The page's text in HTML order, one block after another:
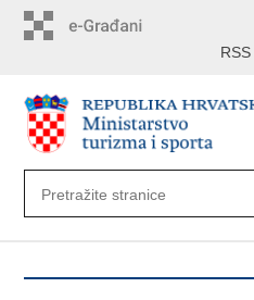
RSS